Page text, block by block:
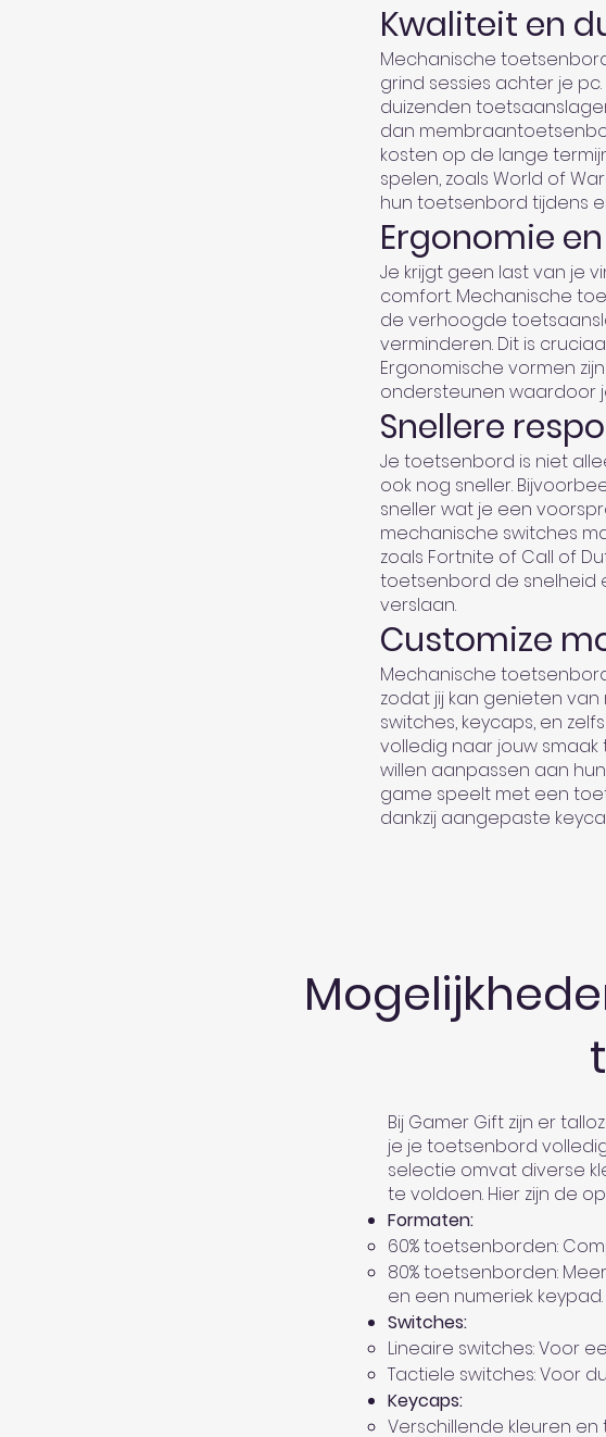
Kwaliteit en
Mechanische
grind sessies achter je
duizenden
dan
kosten op de lange
spelen, zoals World of
hun toetsenbord tijdens
Ergonomie
Je krijgt geen last van je
comfort. Mechanische
de verhoogde
verminderen. Dit is
Ergonomische vormen
ondersteunen waardoor
Snellere
Je toetsenbord is niet
ook nog sneller.
sneller wat je een
mechanische switches
zoals Fortnite of Call of
toetsenbord de snelheid
verslaan.
Customize
Mechanische
zodat jij kan genieten
switches, keycaps, en
volledig naar jouw smaak
willen aanpassen aan
game speelt met een
dankzij aangepaste
Bij Gamer Gift zijn er
je je toetsenbord
selectie omvat diverse
te voldoen. Hier zijn de
Formaten:
60% toetsenborden:
80% toetsenborden:
en een numeriek keypad.
Switches:
Lineaire switches: Voor
Tactiele switches: Voor
Keycaps:
Verschillende kleuren